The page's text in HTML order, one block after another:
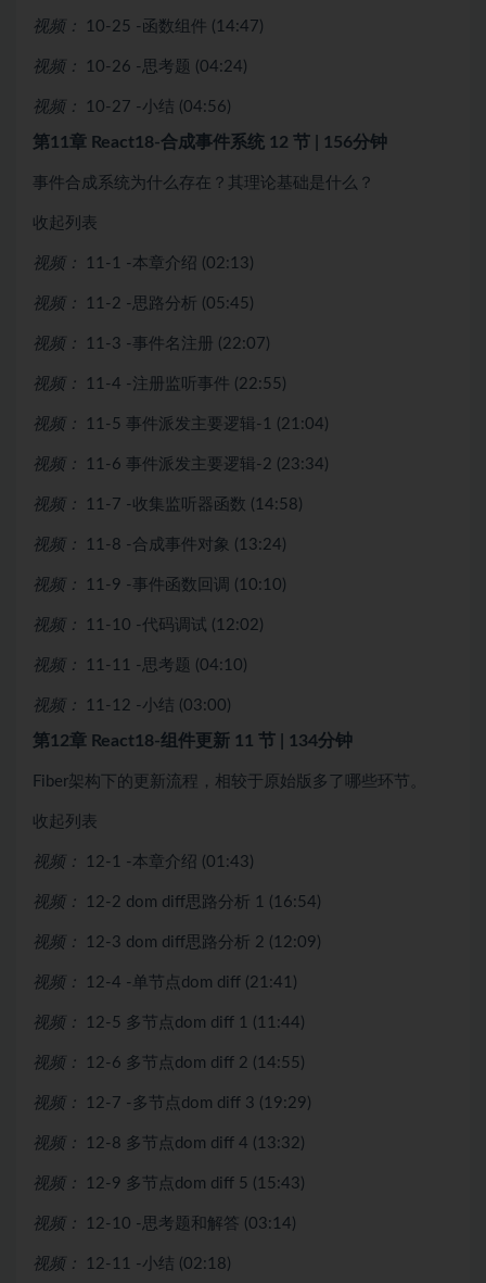
视频： 10-25 -函数组件 (14:47)
视频： 10-26 -思考题 (04:24)
视频： 10-27 -小结 (04:56)
第11章 React18-合成事件系统 12 节 | 156分钟
事件合成系统为什么存在？其理论基础是什么？
收起列表
视频： 11-1 -本章介绍 (02:13)
视频： 11-2 -思路分析 (05:45)
视频： 11-3 -事件名注册 (22:07)
视频： 11-4 -注册监听事件 (22:55)
视频： 11-5 事件派发主要逻辑-1 (21:04)
视频： 11-6 事件派发主要逻辑-2 (23:34)
视频： 11-7 -收集监听器函数 (14:58)
视频： 11-8 -合成事件对象 (13:24)
视频： 11-9 -事件函数回调 (10:10)
视频： 11-10 -代码调试 (12:02)
视频： 11-11 -思考题 (04:10)
视频： 11-12 -小结 (03:00)
第12章 React18-组件更新 11 节 | 134分钟
Fiber架构下的更新流程，相较于原始版多了哪些环节。
收起列表
视频： 12-1 -本章介绍 (01:43)
视频： 12-2 dom diff思路分析 1 (16:54)
视频： 12-3 dom diff思路分析 2 (12:09)
视频： 12-4 -单节点dom diff (21:41)
视频： 12-5 多节点dom diff 1 (11:44)
视频： 12-6 多节点dom diff 2 (14:55)
视频： 12-7 -多节点dom diff 3 (19:29)
视频： 12-8 多节点dom diff 4 (13:32)
视频： 12-9 多节点dom diff 5 (15:43)
视频： 12-10 -思考题和解答 (03:14)
视频： 12-11 -小结 (02:18)